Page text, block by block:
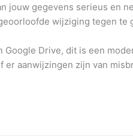
jouw gegevens serieus en
wijziging tegen te
Drive, dit is een
aanwijzingen zijn van